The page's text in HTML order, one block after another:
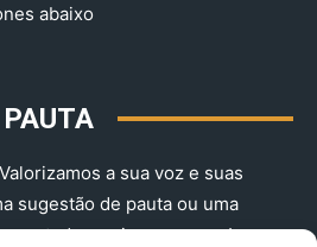
abaixo
a sua voz e suas
sugestão de pauta ou uma
contada, envie-nos agora!